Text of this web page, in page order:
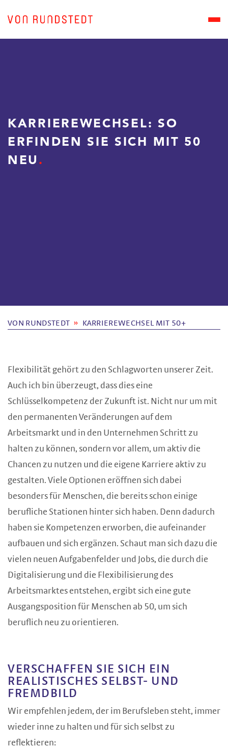
KARRIEREWECHSEL: SO
ERFINDEN SIE SICH MIT 50
NEU
VON RUNDSTEDT KARRIEREWECHSEL MIT 50+
Flexibilität gehört zu den Schlagworten unserer Zeit.
Auch ich bin überzeugt, dass dies eine
Schlüsselkompetenz der Zukunft ist. Nicht nur um mit
den permanenten Veränderungen auf dem
Arbeitsmarkt und in den Unternehmen Schritt zu
halten zu können, sondern vor allem, um aktiv die
Chancen zu nutzen und die eigene Karriere aktiv zu
gestalten. Viele Optionen eröffnen sich dabei
besonders für Menschen, die bereits schon einige
berufliche Stationen hinter sich haben. Denn dadurch
haben sie Kompetenzen erworben, die aufeinander
aufbauen und sich ergänzen. Schaut man sich dazu die
vielen neuen Aufgabenfelder und Jobs, die durch die
Digitalisierung und die Flexibilisierung des
Arbeitsmarktes entstehen, ergibt sich eine gute
Ausgangsposition für Menschen ab 50, um sich
beruflich neu zu orientieren.
VERSCHAFFEN SIE SICH EIN
REALISTISCHES SELBST- UND
FREMDBILD
Wir empfehlen jedem, der im Berufsleben steht, immer
wieder inne zu halten und für sich selbst zu
reflektieren: